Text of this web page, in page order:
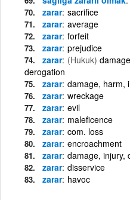
zarar sacrifice
zarar average
zarar forfeit
zarar prejudice
zarar (Hukuk)
derogation
zarar damage, harm,
zarar wreckage
zarar evil
zarar maleficence
zarar com. loss
zarar encroachment
zarar damage, injury,
zarar disservice
zarar havoc